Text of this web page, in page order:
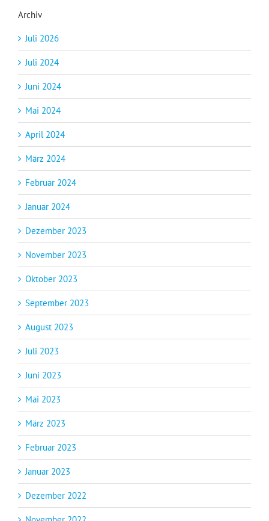
Archiv
Juli 2026
Juli 2024
Juni 2024
Mai 2024
April 2024
März 2024
Februar 2024
Januar 2024
Dezember 2023
November 2023
Oktober 2023
September 2023
August 2023
Juli 2023
Juni 2023
Mai 2023
März 2023
Februar 2023
Januar 2023
Dezember 2022